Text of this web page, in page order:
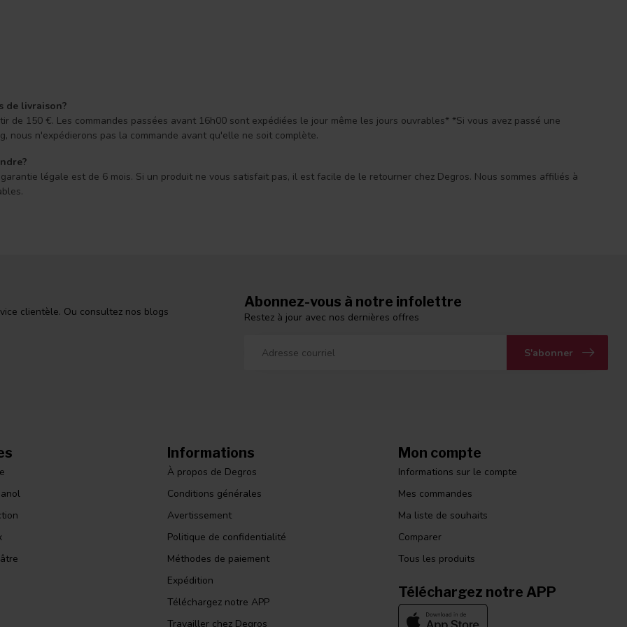
#15 in haar pedicurepraktijk en ik 'leende' er
de livraison?
150 €. Les commandes passées avant 16h00 sont expédiées le jour même les jours ouvrables* *Si vous avez passé une
nous n'expédierons pas la commande avant qu'elle ne soit complète.
légale est de 6 mois. Si un produit ne vous satisfait pas, il est facile de le retourner chez Degros. Nous sommes affiliés à
clientèle. Ou consultez nos blogs
Abonnez-vous à notre infolettre
Restez à jour avec nos dernières offres
S'abonner
Informations
À propos de Degros
Conditions générales
Avertissement
Politique de confidentialité
Méthodes de paiement
Expédition
Téléchargez notre APP
Travailler chez Degros
Mon compte
Informations sur le compte
Mes commandes
Ma liste de souhaits
Comparer
Tous les produits
Téléchargez notre APP